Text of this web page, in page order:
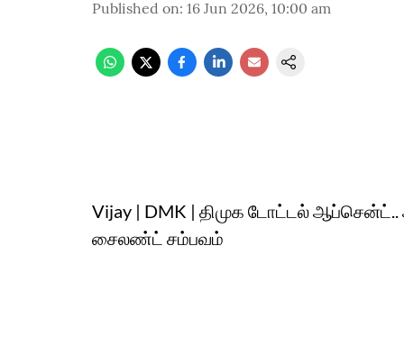
Published on: 16 Jun 2026, 10:00 am
Vijay | DMK | திமுக டோட்டல் ஆப்சென்ட்..
சைலண்ட் சம்பவம்